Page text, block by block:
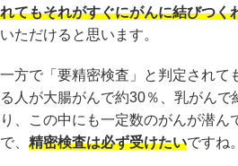
れてもそれがすぐにがんに結びつく
いただけると思います。
一方で「要精密検査」と判定されて
る人が大腸がんで約30％、乳がん
り、この中にも一定数のがんが潜ん
で、 精密検査は必ず受けたいですね。